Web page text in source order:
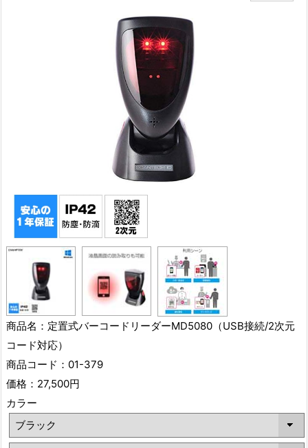
商品名：定置式バーコードリーダーMD5080（USB接続/2次元
コード対応）
商品コード：01-379
価格：27,500円
カラー